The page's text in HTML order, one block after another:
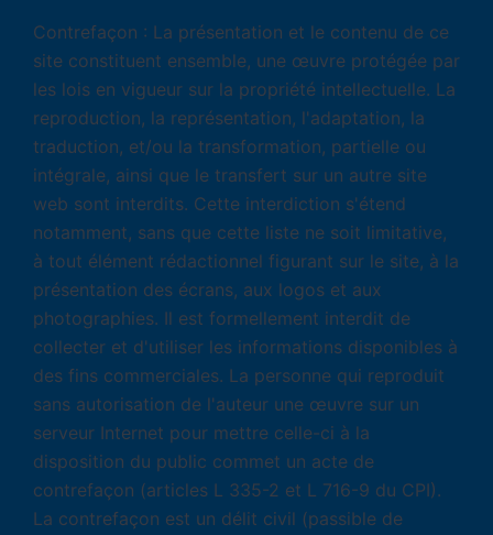
Contrefaçon : La présentation et le contenu de ce
site constituent ensemble, une œuvre protégée par
les lois en vigueur sur la propriété intellectuelle. La
reproduction, la représentation, l'adaptation, la
traduction, et/ou la transformation, partielle ou
intégrale, ainsi que le transfert sur un autre site
web sont interdits. Cette interdiction s'étend
notamment, sans que cette liste ne soit limitative,
à tout élément rédactionnel figurant sur le site, à la
présentation des écrans, aux logos et aux
photographies. Il est formellement interdit de
collecter et d'utiliser les informations disponibles à
des fins commerciales. La personne qui reproduit
sans autorisation de l'auteur une œuvre sur un
serveur Internet pour mettre celle-ci à la
disposition du public commet un acte de
contrefaçon (articles L 335-2 et L 716-9 du CPI).
La contrefaçon est un délit civil (passible de